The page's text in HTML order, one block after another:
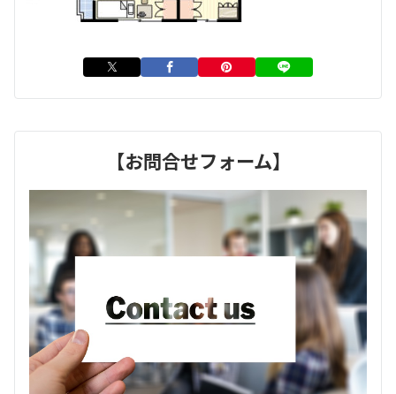
【お問合せフォーム】